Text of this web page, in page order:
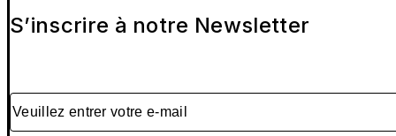
S’inscrire à notre Newsletter
Veuillez entrer votre e-mail